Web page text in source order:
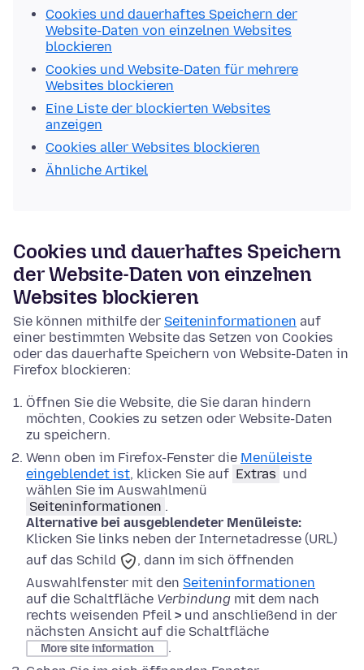
Cookies und dauerhaftes Speichern der
Website-Daten von einzelnen Websites
blockieren
Cookies und Website-Daten für mehrere
Websites blockieren
Eine Liste der blockierten Websites
anzeigen
Cookies aller Websites blockieren
Ähnliche Artikel
Cookies und dauerhaftes Speichern
der Website-Daten von einzelnen
Websites blockieren
Sie können mithilfe der Seiteninformationen auf
einer bestimmten Website das Setzen von Cookies
oder das dauerhafte Speichern von Website-Daten in
Firefox blockieren:
Öffnen Sie die Website, die Sie daran hindern
möchten, Cookies zu setzen oder Website-Daten
zu speichern.
Wenn oben im Firefox-Fenster die Menüleiste
eingeblendet ist, klicken Sie auf Extras und
wählen Sie im Auswahlmenü
Seiteninformationen .
Alternative bei ausgeblendeter Menüleiste:
Klicken Sie links neben der Internetadresse (URL)
auf das Schild
, dann im sich öffnenden
Auswahlfenster mit den Seiteninformationen
auf die Schaltfläche Verbindung mit dem nach
rechts weisenden Pfeil > und anschließend in der
nächsten Ansicht auf die Schaltfläche
More site information
.